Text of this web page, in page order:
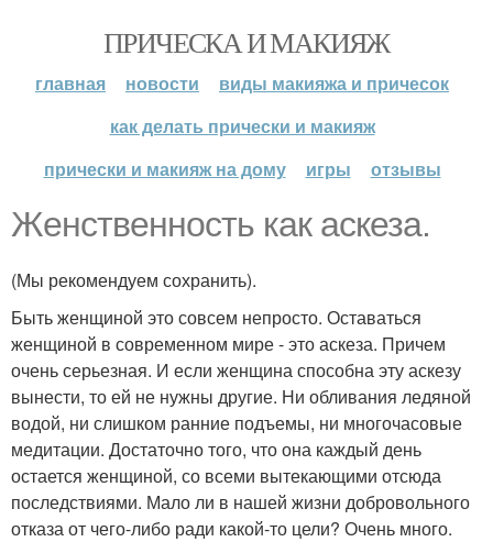
ПРИЧЕСКА И МАКИЯЖ
главная новости
виды макияжа и причесок
как делать прически и макияж
прически и макияж на дому
игры отзывы
Женственность как аскеза.
(Мы рекомендуем сохранить).
Быть женщиной это совсем непросто. Оставаться
женщиной в современном мире - это аскеза. Причем
очень серьезная. И если женщина способна эту аскезу
вынести, то ей не нужны другие. Ни обливания ледяной
водой, ни слишком ранние подъемы, ни многочасовые
медитации. Достаточно того, что она каждый день
остается женщиной, со всеми вытекающими отсюда
последствиями. Мало ли в нашей жизни добровольного
отказа от чего-либо ради какой-то цели? Очень много.